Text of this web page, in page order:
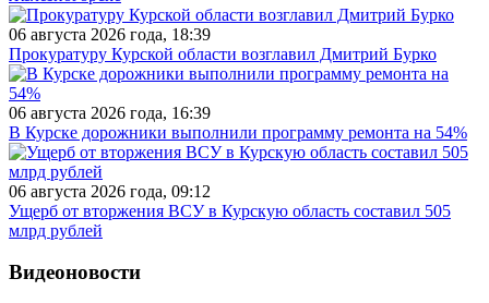
06 августа 2026 года, 18:39
Прокуратуру Курской области возглавил Дмитрий Бурко
06 августа 2026 года, 16:39
В Курске дорожники выполнили программу ремонта на 54%
06 августа 2026 года, 09:12
Ущерб от вторжения ВСУ в Курскую область составил 505
млрд рублей
Видеоновости